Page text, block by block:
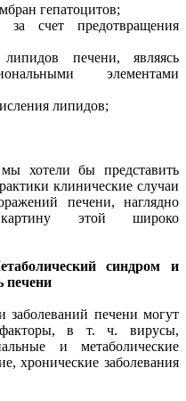
гепатоцитов;
за счет предотвращения
печени, являясь
элементами
липидов;
хотели бы представить
клинические случаи
печени, наглядно
этой широко
синдром и
печени
заболеваний печени могут
факторы, в т. ч. вирусы,
и метаболические
хронические заболевания